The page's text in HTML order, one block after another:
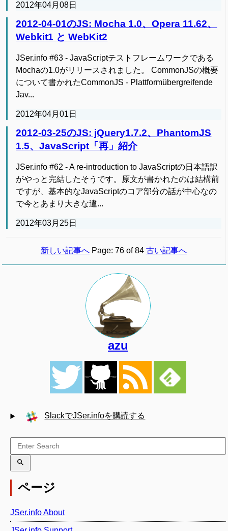
2012年04月08日
2012-04-01のJS: Mocha 1.0、Opera 11.62、
Webkit1 と WebKit2
JSer.info #63 - JavaScriptテストフレームワークである
Mochaの1.0がリリースされました。 CommonJSの概要
について書かれたCommonJS - Plattformübergreifende
Jav...
2012年04月01日
2012-03-25のJS: jQuery1.7.2、PhantomJS
1.5、JavaScript「再」紹介
JSer.info #62 - A re-introduction to JavaScriptの日本語訳
がやっと完結したそうです。原文が書かれたのは結構前
ですが、基本的なJavaScriptのコア部分の話が中心なの
で今とあまり大きな違...
2012年03月25日
新しい記事へ Page: 76 of 84 古い記事へ
azu
SlackでJSer.infoを購読する
ページ
JSer.info About